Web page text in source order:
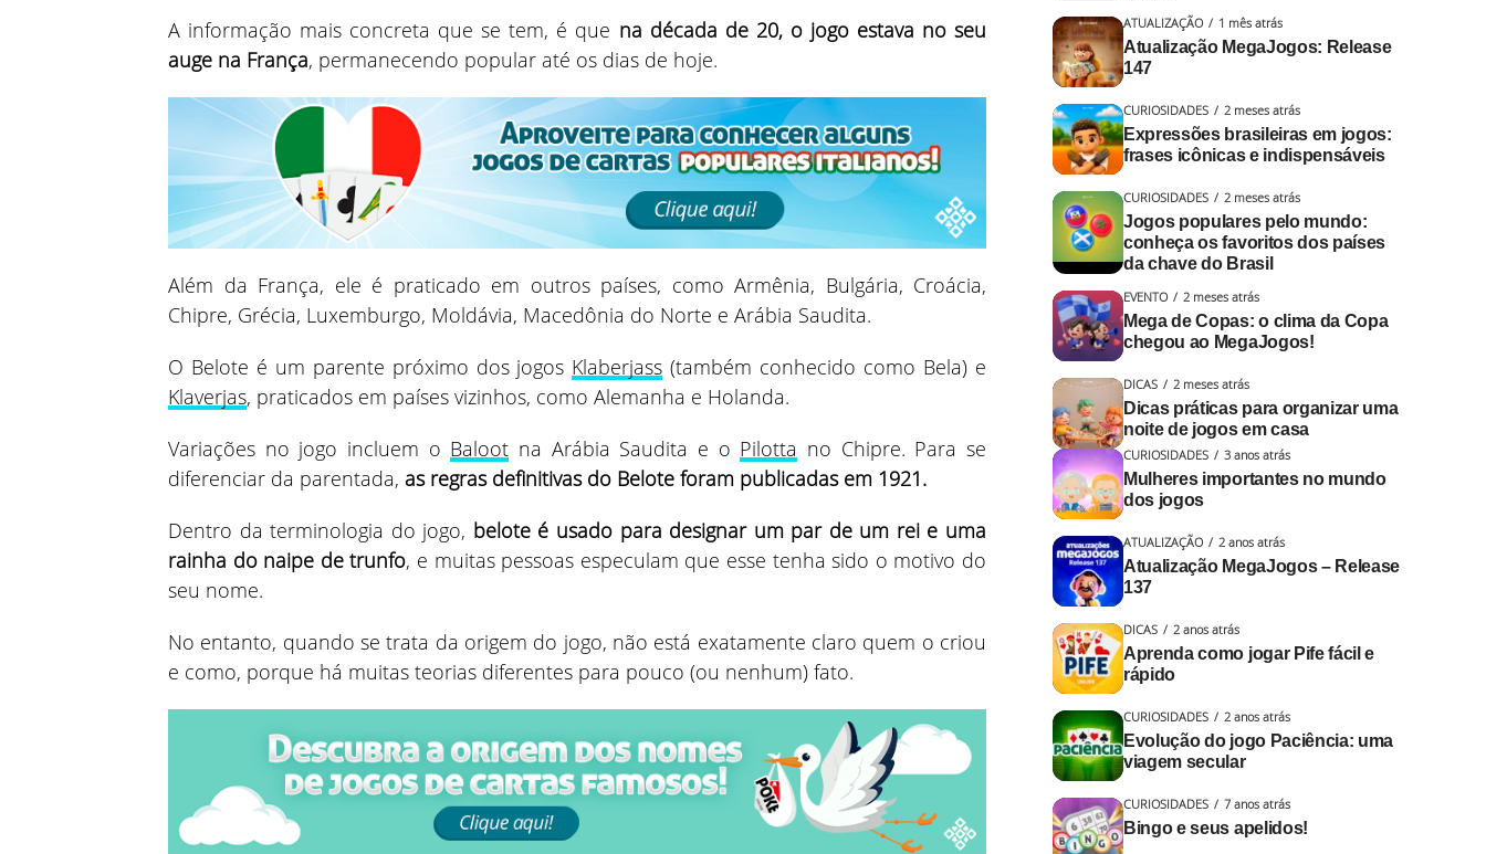
A informação mais concreta que se tem, é que na década de 20, o jogo estava no seu
auge na França, permanecendo popular até os dias de hoje.
Além da França, ele é praticado em outros países, como Armênia, Bulgária, Croácia,
Chipre, Grécia, Luxemburgo, Moldávia, Macedônia do Norte e Arábia Saudita.
O Belote é um parente próximo dos jogos Klaberjass (também conhecido como Bela) e
Klaverjas, praticados em países vizinhos, como Alemanha e Holanda.
Variações no jogo incluem o Baloot na Arábia Saudita e o Pilotta no Chipre. Para se
diferenciar da parentada, as regras definitivas do Belote foram publicadas em 1921.
Dentro da terminologia do jogo, belote é usado para designar um par de um rei e uma
rainha do naipe de trunfo, e muitas pessoas especulam que esse tenha sido o motivo do
seu nome.
No entanto, quando se trata da origem do jogo, não está exatamente claro quem o criou
e como, porque há muitas teorias diferentes para pouco (ou nenhum) fato.
ATUALIZAÇÃO 1 mês atrás
Atualização MegaJogos: Release
147
CURIOSIDADES 2 meses atrás
Expressões brasileiras em jogos:
frases icônicas e indispensáveis
CURIOSIDADES 2 meses atrás
Jogos populares pelo mundo:
conheça os favoritos dos países
da chave do Brasil
EVENTO 2 meses atrás
Mega de Copas: o clima da Copa
chegou ao MegaJogos!
DICAS 2 meses atrás
Dicas práticas para organizar uma
noite de jogos em casa
CURIOSIDADES 3 anos atrás
Mulheres importantes no mundo
dos jogos
ATUALIZAÇÃO 2 anos atrás
Atualização MegaJogos – Release
137
DICAS 2 anos atrás
Aprenda como jogar Pife fácil e
rápido
CURIOSIDADES 2 anos atrás
Evolução do jogo Paciência: uma
viagem secular
CURIOSIDADES 7 anos atrás
Bingo e seus apelidos!